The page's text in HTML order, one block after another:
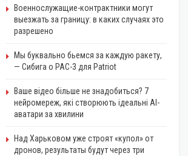
Военнослужащие-контрактники могут
выезжать за границу: в каких случаях это
разрешено
Мы буквально бьемся за каждую ракету,
— Сибига о PAC-3 для Patriot
Ваше відео більше не знадобиться? 7
нейромереж, які створюють ідеальні AI-
аватари за хвилини
Над Харьковом уже строят «купол» от
дронов, результаты будут через три